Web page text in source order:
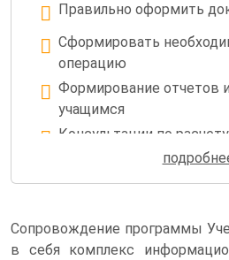
Правильно оформить
Сформировать
операцию
Формирование отчетов
учащимся
Консультации по
Уменьшение ошибок по
Сопровождение программы
в себя комплекс